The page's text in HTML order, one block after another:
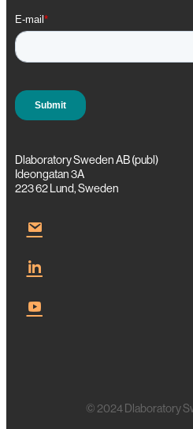
Dlaboratory Sweden AB (publ)
Ideongatan 3A
223 62 Lund, Sweden
© 2024 Dlaboratory